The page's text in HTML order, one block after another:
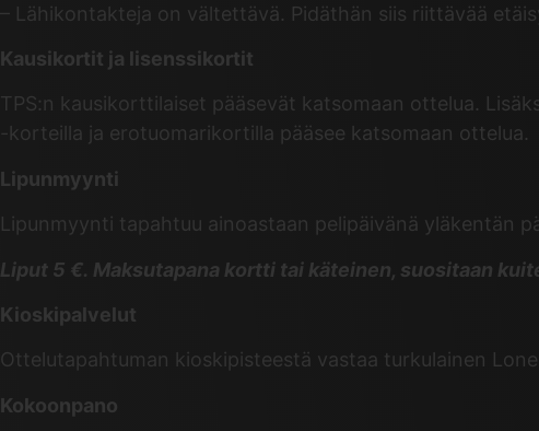
– Lähikontakteja on vältettävä. Pidäthän siis riittävää
Kausikortit ja lisenssikortit
TPS:n kausikorttilaiset pääsevät katsomaan ottelua.
-korteilla ja erotuomarikortilla pääsee katsomaan ottelua.
Lipunmyynti
Lipunmyynti tapahtuu ainoastaan pelipäivänä yläkentän
Liput 5 €. Maksutapana kortti tai käteinen, suositaan
Kioskipalvelut
Ottelutapahtuman kioskipisteestä vastaa turkulainen
Kokoonpano